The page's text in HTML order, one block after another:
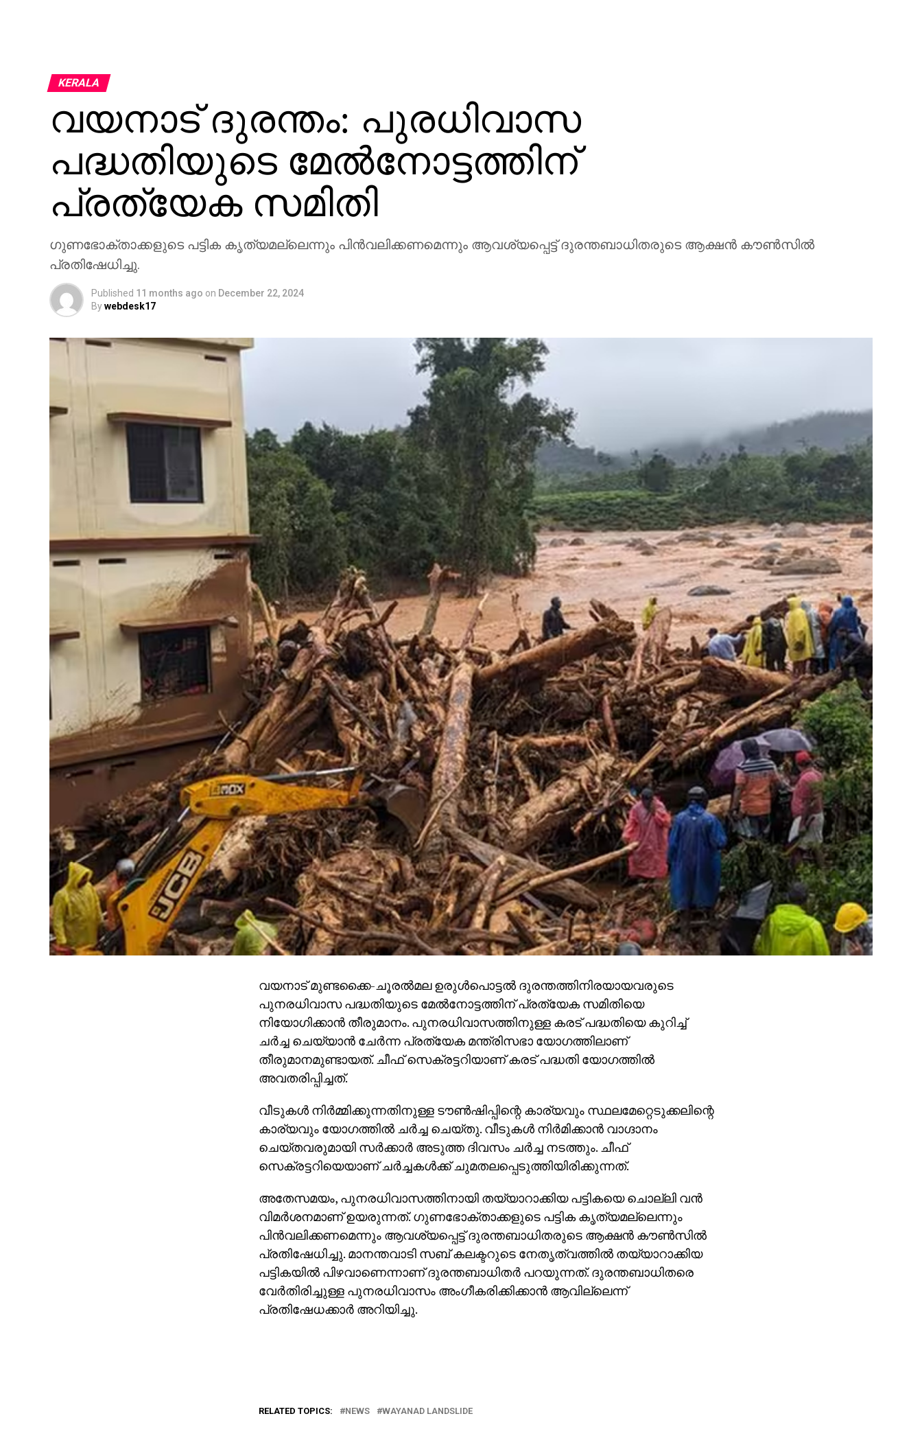
KERALA
വയനാട് ദുരന്തം: പുരധിവാസ
പദ്ധതിയുടെ മേല്‍നോട്ടത്തിന്
പ്രത്യേക സമിതി
ഗുണഭോക്താക്കളുടെ പട്ടിക കൃത്യമല്ലെന്നും പിന്‍വലിക്കണമെന്നും ആവശ്യപ്പെട്ട് ദുരന്തബാധിതരുടെ ആക്ഷന്‍ കൗണ്‍സില്‍
പ്രതിഷേധിച്ചു.
Published 11 months ago on December 22, 2024
Bywebdesk17
വയനാട് മുണ്ടക്കൈ-ചൂരല്‍മല ഉരുള്‍പൊട്ടല്‍ ദുരന്തത്തിനിരയായവരുടെ
പുനരധിവാസ പദ്ധതിയുടെ മേല്‍നോട്ടത്തിന് പ്രത്യേക സമിതിയെ
നിയോഗിക്കാന്‍ തീരുമാനം. പുനരധിവാസത്തിനുള്ള കരട് പദ്ധതിയെ കുറിച്ച്
ചര്‍ച്ച ചെയ്യാന്‍ ചേര്‍ന്ന പ്രത്യേക മന്ത്രിസഭാ യോഗത്തിലാണ്
തീരുമാനമുണ്ടായത്. ചീഫ് സെക്രട്ടറിയാണ് കരട് പദ്ധതി യോഗത്തില്‍
അവതരിപ്പിച്ചത്.
വീടുകള്‍ നിര്‍മ്മിക്കുന്നതിനുള്ള ടൗണ്‍ഷിപ്പിന്റെ കാര്യവും സ്ഥലമേറ്റെടുക്കലിന്റെ
കാര്യവും യോഗത്തില്‍ ചര്‍ച്ച ചെയ്തു. വീടുകള്‍ നിര്‍മിക്കാന്‍ വാഗ്ദാനം
ചെയ്തവരുമായി സര്‍ക്കാര്‍ അടുത്ത ദിവസം ചര്‍ച്ച നടത്തും. ചീഫ്
സെക്രട്ടറിയെയാണ് ചര്‍ച്ചകള്‍ക്ക് ചുമതലപ്പെടുത്തിയിരിക്കുന്നത്.
അതേസമയം, പുനരധിവാസത്തിനായി തയ്യാറാക്കിയ പട്ടികയെ ചൊല്ലി വന്‍
വിമര്‍ശനമാണ് ഉയരുന്നത്. ഗുണഭോക്താക്കളുടെ പട്ടിക കൃത്യമല്ലെന്നും
പിന്‍വലിക്കണമെന്നും ആവശ്യപ്പെട്ട് ദുരന്തബാധിതരുടെ ആക്ഷന്‍ കൗണ്‍സില്‍
പ്രതിഷേധിച്ചു. മാനന്തവാടി സബ് കലക്ടറുടെ നേതൃത്വത്തില്‍ തയ്യാറാക്കിയ
പട്ടികയില്‍ പിഴവാണെന്നാണ് ദുരന്തബാധിതര്‍ പറയുന്നത്. ദുരന്തബാധിതരെ
വേര്‍തിരിച്ചുള്ള പുനരധിവാസം അംഗീകരിക്കിക്കാന്‍ ആവില്ലെന്ന്
പ്രതിഷേധക്കാര്‍ അറിയിച്ചു.
RELATED TOPICS: NEWS WAYANAD LANDSLIDE